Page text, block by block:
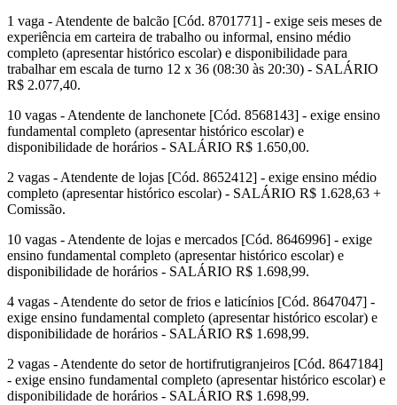
1 vaga - Atendente de balcão [Cód. 8701771] - exige seis meses de
experiência em carteira de trabalho ou informal, ensino médio
completo (apresentar histórico escolar) e disponibilidade para
trabalhar em escala de turno 12 x 36 (08:30 às 20:30) - SALÁRIO
R$ 2.077,40.
10 vagas - Atendente de lanchonete [Cód. 8568143] - exige ensino
fundamental completo (apresentar histórico escolar) e
disponibilidade de horários - SALÁRIO R$ 1.650,00.
2 vagas - Atendente de lojas [Cód. 8652412] - exige ensino médio
completo (apresentar histórico escolar) - SALÁRIO R$ 1.628,63 +
Comissão.
10 vagas - Atendente de lojas e mercados [Cód. 8646996] - exige
ensino fundamental completo (apresentar histórico escolar) e
disponibilidade de horários - SALÁRIO R$ 1.698,99.
4 vagas - Atendente do setor de frios e laticínios [Cód. 8647047] -
exige ensino fundamental completo (apresentar histórico escolar) e
disponibilidade de horários - SALÁRIO R$ 1.698,99.
2 vagas - Atendente do setor de hortifrutigranjeiros [Cód. 8647184]
- exige ensino fundamental completo (apresentar histórico escolar) e
disponibilidade de horários - SALÁRIO R$ 1.698,99.